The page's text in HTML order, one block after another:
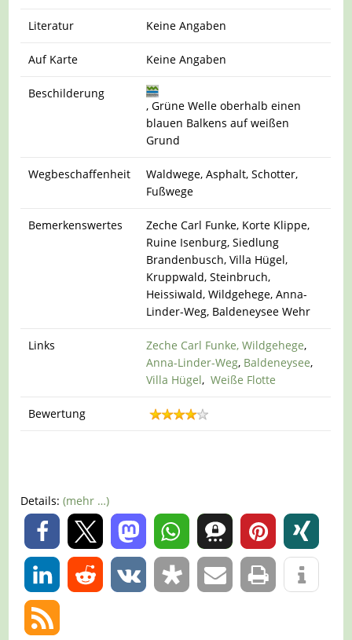
Literatur Keine Angaben
Auf Karte Keine Angaben
Beschilderung
, Grüne Welle oberhalb einen
blauen Balkens auf weißen
Grund
Wegbeschaffenheit
Waldwege, Asphalt, Schotter,
Fußwege
Bemerkenswertes
Zeche Carl Funke, Korte Klippe,
Ruine Isenburg, Siedlung
Brandenbusch, Villa Hügel,
Kruppwald, Steinbruch,
Heissiwald, Wildgehege, Anna-
Linder-Weg, Baldeneysee Wehr
Links Zeche Carl Funke,Wildgehege,
Anna-Linder-Weg, Baldeneysee,
Villa Hügel,Weiße Flotte
Bewertung
Details:(mehr …)
0
0